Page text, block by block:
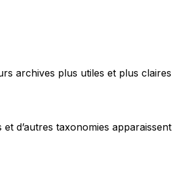
archives plus utiles et plus
d’autres taxonomies